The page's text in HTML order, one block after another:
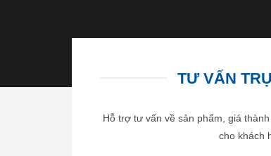
TƯ VẤN
Hỗ trợ tư vấn về sản phẩm, giá
cho khách